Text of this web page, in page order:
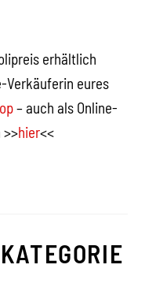
erhältlich
Verkäuferin eures
– auch als Online-
>>hier<<